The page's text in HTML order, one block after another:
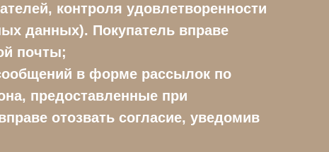
контроля удовлетворенности
данных). Покупатель вправе
почты;
в форме рассылок по
предоставленные при
отозвать согласие, уведомив